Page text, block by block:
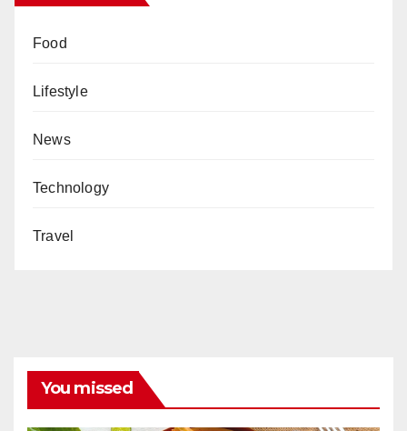
Food
Lifestyle
News
Technology
Travel
You missed